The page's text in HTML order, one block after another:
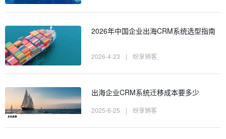
2026年中国企业出海CRM系统选型指南
2026-4-23 | 纷享销客
出海企业CRM系统迁移成本要多少
2025-6-25 | 纷享销客